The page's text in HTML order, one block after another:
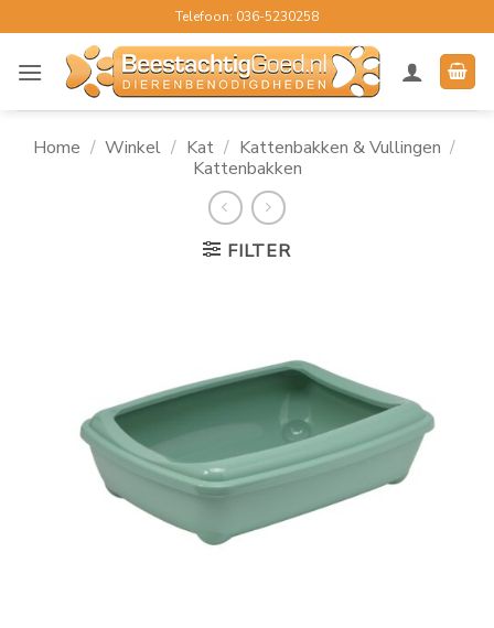
naar
inhoud
Telefoon: 036-5230258
Home / Winkel / Kat / Kattenbakken & Vullingen /
Kattenbakken
FILTER